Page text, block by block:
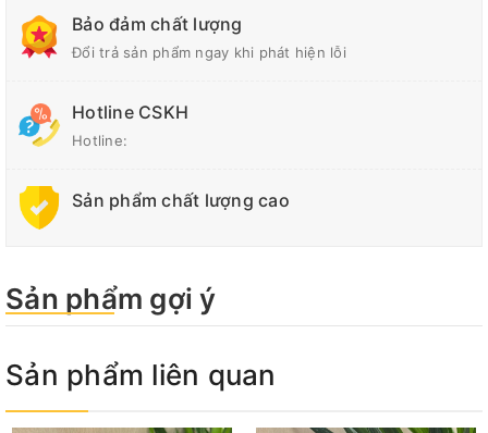
Bảo đảm chất lượng
Đổi trả sản phẩm ngay khi phát hiện lỗi
Hotline CSKH
Hotline:
Sản phẩm chất lượng cao
Sản phẩm gợi ý
Sản phẩm liên quan